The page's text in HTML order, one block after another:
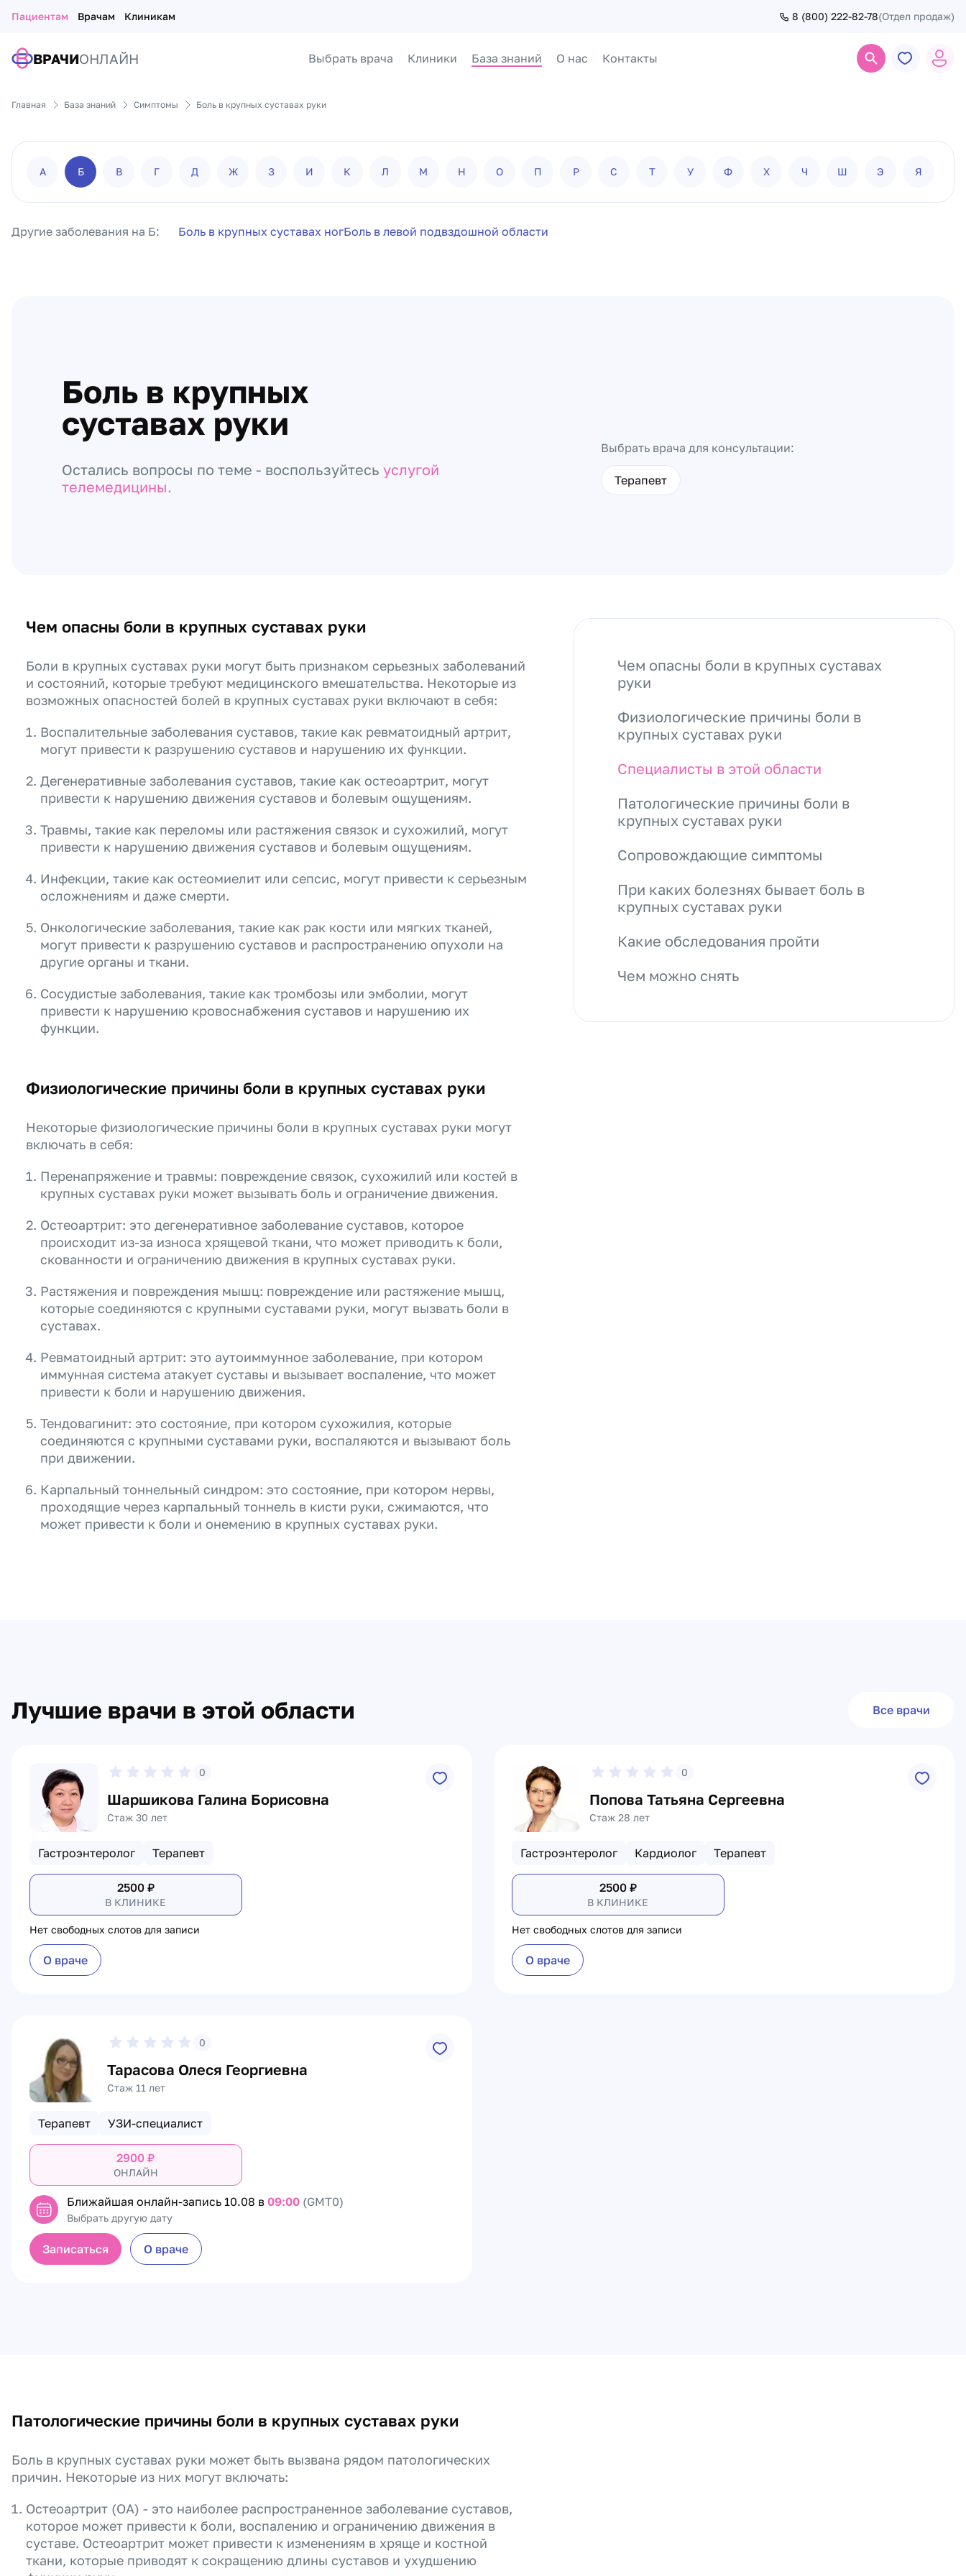
Пациентам Врачам Клиникам 8 (800) 222-82-78(Отдел продаж)
ВРАЧИОНЛАЙН Выбрать врача Клиники База знаний О нас Контакты
Главная База знаний Симптомы Боль в крупных суставах руки
А Б В Г Д Ж З И К Л М Н О П Р С Т У Ф Х Ч Ш Э Я
Другие заболевания на Б: Боль в крупных суставах ногБоль в левой подвздошной области
Боль в крупных
суставах руки
Остались вопросы по теме - воспользуйтесь услугой
телемедицины.
Выбрать врача для консультации:
Терапевт
Чем опасны боли в крупных суставах руки
Боли в крупных суставах руки могут быть признаком серьезных заболеваний
и состояний, которые требуют медицинского вмешательства. Некоторые из
возможных опасностей болей в крупных суставах руки включают в себя:
Воспалительные заболевания суставов, такие как ревматоидный артрит,
могут привести к разрушению суставов и нарушению их функции.
Дегенеративные заболевания суставов, такие как остеоартрит, могут
привести к нарушению движения суставов и болевым ощущениям.
Травмы, такие как переломы или растяжения связок и сухожилий, могут
привести к нарушению движения суставов и болевым ощущениям.
Инфекции, такие как остеомиелит или сепсис, могут привести к серьезным
осложнениям и даже смерти.
Онкологические заболевания, такие как рак кости или мягких тканей,
могут привести к разрушению суставов и распространению опухоли на
другие органы и ткани.
Сосудистые заболевания, такие как тромбозы или эмболии, могут
привести к нарушению кровоснабжения суставов и нарушению их
функции.
Физиологические причины боли в крупных суставах руки
Некоторые физиологические причины боли в крупных суставах руки могут
включать в себя:
Перенапряжение и травмы: повреждение связок, сухожилий или костей в
крупных суставах руки может вызывать боль и ограничение движения.
Остеоартрит: это дегенеративное заболевание суставов, которое
происходит из-за износа хрящевой ткани, что может приводить к боли,
скованности и ограничению движения в крупных суставах руки.
Растяжения и повреждения мышц: повреждение или растяжение мышц,
которые соединяются с крупными суставами руки, могут вызвать боли в
суставах.
Ревматоидный артрит: это аутоиммунное заболевание, при котором
иммунная система атакует суставы и вызывает воспаление, что может
привести к боли и нарушению движения.
Тендовагинит: это состояние, при котором сухожилия, которые
соединяются с крупными суставами руки, воспаляются и вызывают боль
при движении.
Карпальный тоннельный синдром: это состояние, при котором нервы,
проходящие через карпальный тоннель в кисти руки, сжимаются, что
может привести к боли и онемению в крупных суставах руки.
Чем опасны боли в крупных суставах
руки
Физиологические причины боли в
крупных суставах руки
Специалисты в этой области
Патологические причины боли в
крупных суставах руки
Сопровождающие симптомы
При каких болезнях бывает боль в
крупных суставах руки
Какие обследования пройти
Чем можно снять
Лучшие врачи в этой области Все врачи
0
Шаршикова Галина Борисовна
Стаж 30 лет
Гастроэнтеролог Терапевт
2500₽
В КЛИНИКЕ
Нет свободных слотов для записи
О враче
0
Попова Татьяна Сергеевна
Стаж 28 лет
Гастроэнтеролог Кардиолог Терапевт
2500₽
В КЛИНИКЕ
Нет свободных слотов для записи
О враче
0
Тарасова Олеся Георгиевна
Стаж 11 лет
Терапевт УЗИ-специалист
2900 ₽
ОНЛАЙН
Ближайшая онлайн-запись 10.08 в 09:00 (GMT0)
Выбрать другую дату
Записаться О враче
Патологические причины боли в крупных суставах руки
Боль в крупных суставах руки может быть вызвана рядом патологических
причин. Некоторые из них могут включать:
Остеоартрит (OA) - это наиболее распространенное заболевание суставов,
которое может привести к боли, воспалению и ограничению движения в
суставе. Остеоартрит может привести к изменениям в хряще и костной
ткани, которые приводят к сокращению длины суставов и ухудшению